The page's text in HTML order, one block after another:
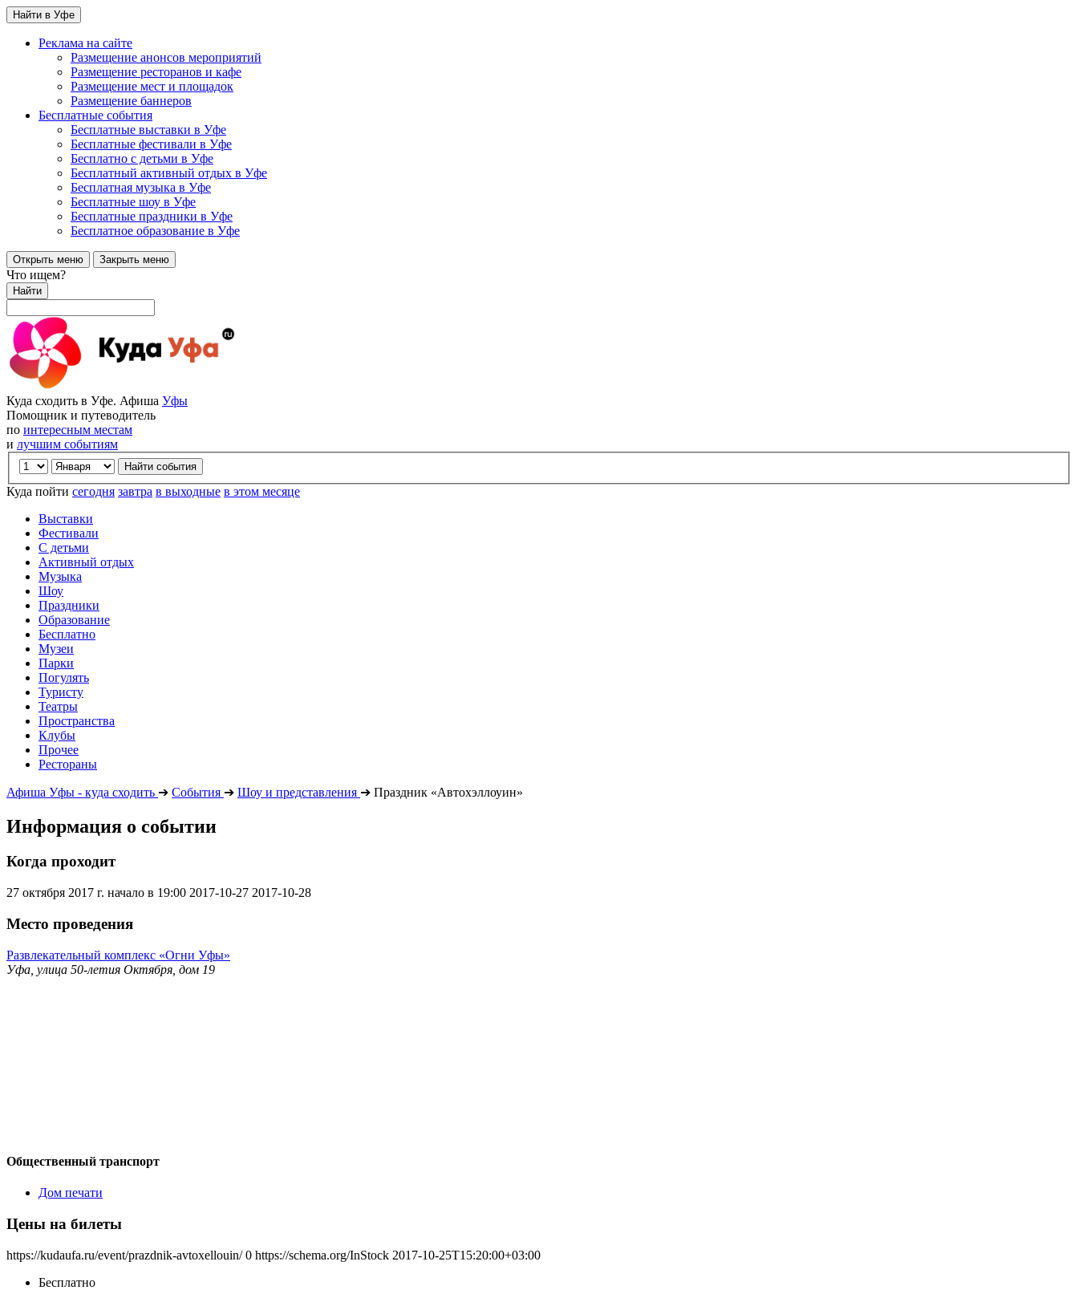
Найти в Уфе
Реклама на сайте
Размещение анонсов мероприятий
Размещение ресторанов и кафе
Размещение мест и площадок
Размещение баннеров
Бесплатные события
Бесплатные выставки в Уфе
Бесплатные фестивали в Уфе
Бесплатно с детьми в Уфе
Бесплатный активный отдых в Уфе
Бесплатная музыка в Уфе
Бесплатные шоу в Уфе
Бесплатные праздники в Уфе
Бесплатное образование в Уфе
Открыть меню Закрыть меню
Что ищем?
Найти
Куда сходить в Уфе. Афиша Уфы
Помощник и путеводитель
по интересным местам
и лучшим событиям
Куда пойти сегодня завтра в выходные в этом месяце
Выставки
Фестивали
С детьми
Активный отдых
Музыка
Шоу
Праздники
Образование
Бесплатно
Музеи
Парки
Погулять
Туристу
Театры
Пространства
Клубы
Прочее
Рестораны
Афиша Уфы - куда сходить ➔ События ➔ Шоу и представления ➔ Праздник «Автохэллоуин»
Информация о событии
Когда проходит
27 октября 2017 г. начало в 19:00 2017-10-27 2017-10-28
Место проведения
Развлекательный комплекс «Огни Уфы»
Уфа, улица 50-летия Октября, дом 19
Общественный транспорт
Дом печати
Цены на билеты
https://kudaufa.ru/event/prazdnik-avtoxellouin/ 0 https://schema.org/InStock 2017-10-25T15:20:00+03:00
Бесплатно